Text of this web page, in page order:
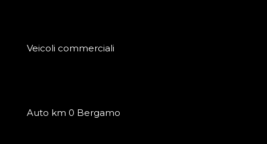
Veicoli commerciali
Auto km 0 Bergamo